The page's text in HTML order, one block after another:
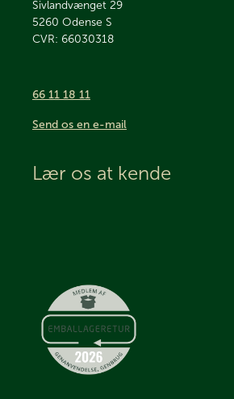
Sivlandvænget 29
5260 Odense S
CVR: 66030318
66 11 18 11
Send os en e-mail
Lær os at kende